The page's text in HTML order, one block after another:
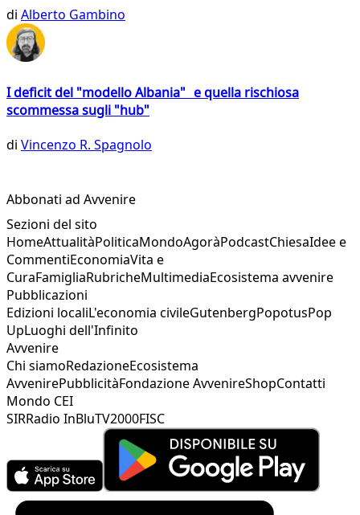
di Alberto Gambino
I deficit del "modello Albania" e quella rischiosa
scommessa sugli "hub"
di Vincenzo R. Spagnolo
Abbonati ad Avvenire
Sezioni del sito
HomeAttualitàPoliticaMondoAgoràPodcastChiesaIdee e
CommentiEconomiaVita e
CuraFamigliaRubricheMultimediaEcosistema avvenire
Pubblicazioni
Edizioni localiL'economia civileGutenbergPopotusPop
UpLuoghi dell'Infinito
Avvenire
Chi siamoRedazioneEcosistema
AvvenirePubblicitàFondazione AvvenireShopContatti
Mondo CEI
SIRRadio InBluTV2000FISC